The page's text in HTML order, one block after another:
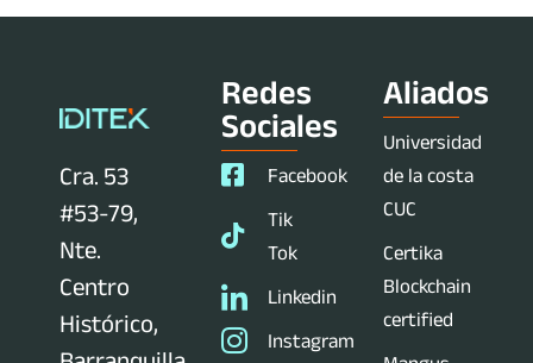
Cra. 53
#53-79,
Nte.
Centro
Histórico,
Redes
Sociales
Facebook
Tik
Tok
Linkedin
Instagram
Aliados
Universidad
de la costa
CUC
Certika
Blockchain
certified